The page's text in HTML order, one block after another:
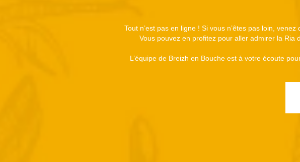
Tout n’est pas en ligne ! Si vous n’êtes pas loin,
Vous pouvez en profitez pour aller admirer la Ria
L’équipe de Breizh en Bouche est à votre écoute